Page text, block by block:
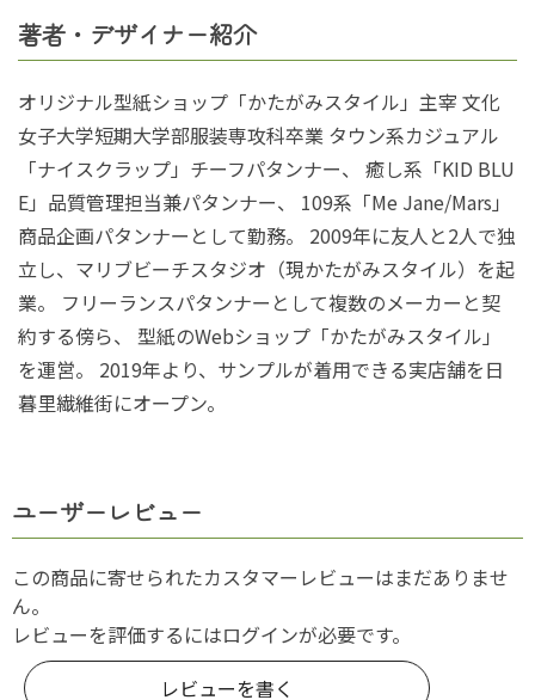
著者・デザイナー紹介
オリジナル型紙ショップ「かたがみスタイル」主宰 文化
女子大学短期大学部服装専攻科卒業 タウン系カジュアル
「ナイスクラップ」チーフパタンナー、 癒し系「KID BLU
E」品質管理担当兼パタンナー、 109系「Me Jane/Mars」
商品企画パタンナーとして勤務。 2009年に友人と2人で独
立し、マリブビーチスタジオ（現かたがみスタイル）を起
業。 フリーランスパタンナーとして複数のメーカーと契
約する傍ら、 型紙のWebショップ「かたがみスタイル」
を運営。 2019年より、サンプルが着用できる実店舗を日
暮里繊維街にオープン。
ユーザーレビュー
この商品に寄せられたカスタマーレビューはまだありませ
ん。
レビューを評価するにはログインが必要です。
レビューを書く